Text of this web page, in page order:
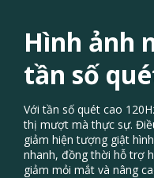
Hình ảnh
tần số
Với tần số quét cao
thị mượt mà thực sự.
giảm hiện tượng giật
nhanh, đồng thời hỗ trợ
giảm mỏi mắt và nâng